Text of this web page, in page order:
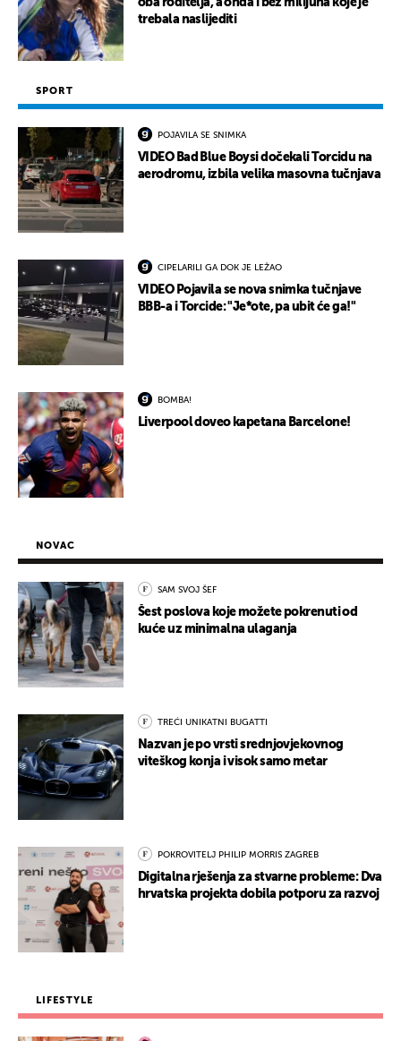
oba roditelja, a onda i bez milijuna koje je
trebala naslijediti
SPORT
POJAVILA SE SNIMKA
VIDEO Bad Blue Boysi dočekali Torcidu na
aerodromu, izbila velika masovna tučnjava
CIPELARILI GA DOK JE LEŽAO
VIDEO Pojavila se nova snimka tučnjave
BBB-a i Torcide: "Je*ote, pa ubit će ga!"
BOMBA!
Liverpool doveo kapetana Barcelone!
NOVAC
SAM SVOJ ŠEF
Šest poslova koje možete pokrenuti od
kuće uz minimalna ulaganja
TREĆI UNIKATNI BUGATTI
Nazvan je po vrsti srednjovjekovnog
viteškog konja i visok samo metar
POKROVITELJ PHILIP MORRIS ZAGREB
Digitalna rješenja za stvarne probleme: Dva
hrvatska projekta dobila potporu za razvoj
LIFESTYLE